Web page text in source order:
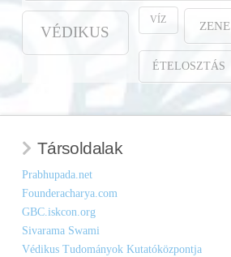
VÉDIKUS
VÍZ ZENE
ÉTELOSZTÁS
Társoldalak
Prabhupada.net
Founderacharya.com
GBC.iskcon.org
Sivarama Swami
Védikus Tudományok Kutatóközpontja